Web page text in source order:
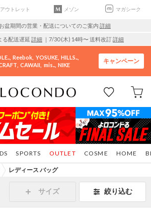
アウトレット メゾン マガシーク
盆期間の営業・配送についてのご案内 詳細
る配送遅延 詳細 ｜7/30 (木) 14時〜 送料改訂詳細
Reebok YOSUKE HILLS..
CAWAII mis.. NIKE
キャンペーン
SPORTS COSME HOME
OUTLET
レディース バッグ
サイズ 絞り込む